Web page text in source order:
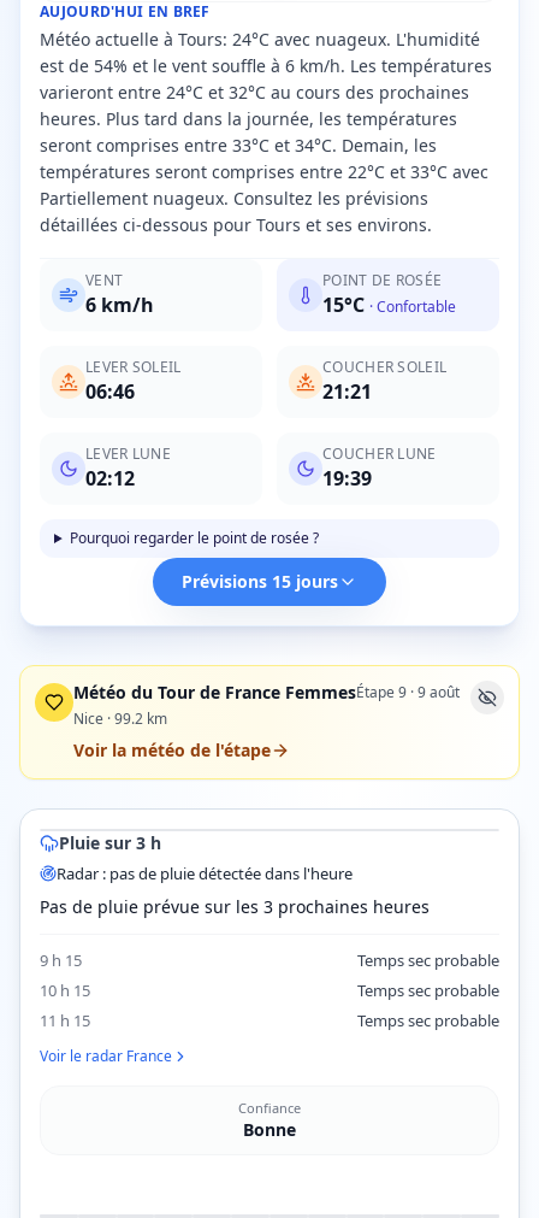
AUJOURD'HUI EN BREF
Météo actuelle à Tours: 24°C avec nuageux. L'humidité
est de 54% et le vent souffle à 6 km/h. Les températures
varieront entre 24°C et 32°C au cours des prochaines
heures. Plus tard dans la journée, les températures
seront comprises entre 33°C et 34°C. Demain, les
températures seront comprises entre 22°C et 33°C avec
Partiellement nuageux. Consultez les prévisions
détaillées ci-dessous pour Tours et ses environs.
VENT
6 km/h
POINT DE ROSÉE
15°C ·Confortable
LEVER SOLEIL
06:46
COUCHER SOLEIL
21:21
LEVER LUNE
02:12
COUCHER LUNE
19:39
Pourquoi regarder le point de rosée ?
Prévisions 15 jours
Météo du Tour de France FemmesÉtape9 ·9 août
Nice ·99.2 km
Voir la météo de l'étape
Chinon Blois
Saumur
Angers Vierzon
Tours
Radar pluie · Tours
dans 15 min (07 h 35) · prévision
Pluie sur 3 h
Radar : pas de pluie détectée dans l'heure
Pas de pluie prévue sur les 3 prochaines heures
9 h 15
Temps sec probable
10 h 15
Temps sec probable
11 h 15
Temps sec probable
Voir le radar France
Confiance
Bonne